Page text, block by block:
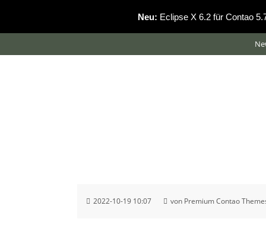
Neu: Eclipse X 6.2 für Contao
2022-10-19 10:07 von Premium Contao